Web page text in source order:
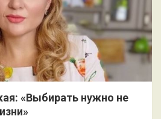
«Выбирать нужно не